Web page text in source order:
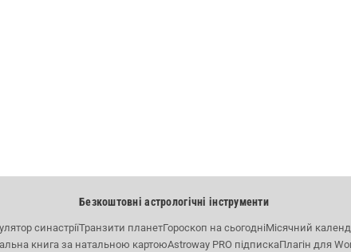
Безкоштовні астрологічні інструменти
синастріїТранзити планетГороскоп на сьогодніМісячний
книга за натальною картоюAstroway PRO підпискаПлагін для